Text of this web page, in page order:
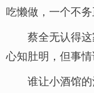
吃懒做，一个不务
蔡全无认得
心知肚明，但事情
谁让小酒馆